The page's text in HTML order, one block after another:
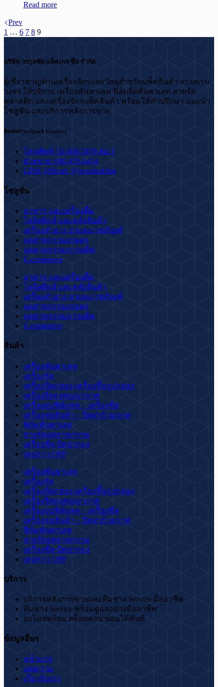
Read more
Prev
1 … 6 7 8 9
บริษัท วรกุลชัย แพ็คเกจ ซีล จำกัด
ผู้เชี่ยวชาญด้านเครื่องจักรและวัสดุสำหรับแพ็คสินค้า แบบครบ
วงจร ให้บริการ เครื่องพันพาเลท ฟิล์มยืดพันพาเลท สายรัด
พลาสติก และเครื่องจักรแพ็คสินค้า พร้อมให้คำปรึกษา แนะนำ
โซลูชัน และบริการหลังการขาย
ติดต่อด่วน (Quick Contact)
โทรศัพท์: 02-868-5870 ต่อ 5
ฝ่ายขาย: 080-976-6454
LINE Official: @worakulchai
โซลูชั่น
อาหาร และเครื่องดื่ม
โลจิสติกส์ และคลังสินค้า
เครื่องสำอาง ยาและเวชภัณฑ์
อุตสาหกรรมเกษตร
อุตสาหกรรมการผลิต
E-commerce
อาหาร และเครื่องดื่ม
โลจิสติกส์ และคลังสินค้า
เครื่องสำอาง ยาและเวชภัณฑ์
อุตสาหกรรมเกษตร
อุตสาหกรรมการผลิต
E-commerce
สินค้า
เครื่องพันพาเลท
เครื่องรัด
เครื่องปิดกล่อง-เครื่องขึ้นรูปกล่อง
เครื่องรีดถุงสุญญากาศ
เครื่องอบฟิล์มหด – เครื่องซีล
เครื่องห่อสินค้า – ปิดฝาถ้วย/ถาด
ฟิล์มพันพาเลท
สายรัดอุตสาหกรรม
เครื่องซีล-ปิดปากถุง
เทปกาว OPP
เครื่องพันพาเลท
เครื่องรัด
เครื่องปิดกล่อง-เครื่องขึ้นรูปกล่อง
เครื่องรีดถุงสุญญากาศ
เครื่องอบฟิล์มหด – เครื่องซีล
เครื่องห่อสินค้า – ปิดฝาถ้วย/ถาด
ฟิล์มพันพาเลท
สายรัดอุตสาหกรรม
เครื่องซีล-ปิดปากถุง
เทปกาว OPP
บริการ
บริการหลังการขายและทีมช่าง Service มืออาชีพ
ทีมช่าง Service พร้อมดูแลอย่างมืออาชีพ
อะไหล่พร้อม สต็อกครบ ซ่อมได้ทันที
ข้อมูลอื่นๆ
หน้าแรก
บทความ
เกี่ยวกับเรา